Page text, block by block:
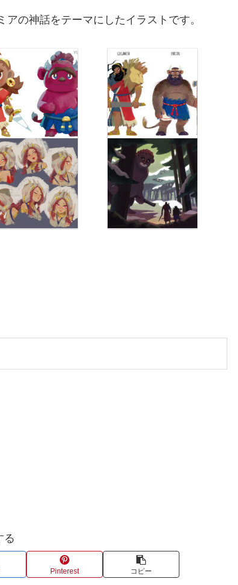
の神話をテーマにしたイラストです。
る
Pinterest コピー